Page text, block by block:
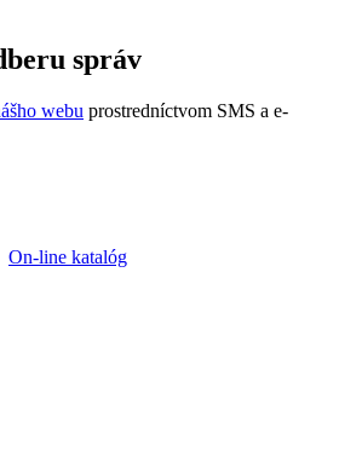
správ
webu prostredníctvom SMS a e-
On-line katalóg